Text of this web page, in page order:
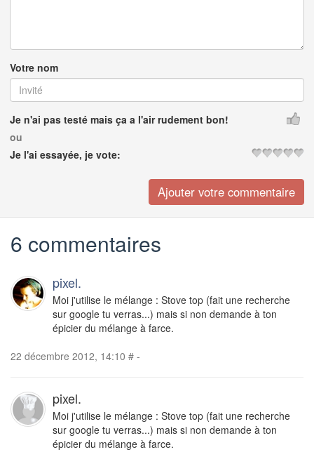
Votre nom
Je n'ai pas testé mais ça a l'air rudement bon!
ou
Je l'ai essayée, je vote:
6 commentaires
pixel.
Moi j'utilise le mélange : Stove top (fait une recherche
sur google tu verras...) mais si non demande à ton
épicier du mélange à farce.
22 décembre 2012, 14:10 # -
pixel.
Moi j'utilise le mélange : Stove top (fait une recherche
sur google tu verras...) mais si non demande à ton
épicier du mélange à farce.